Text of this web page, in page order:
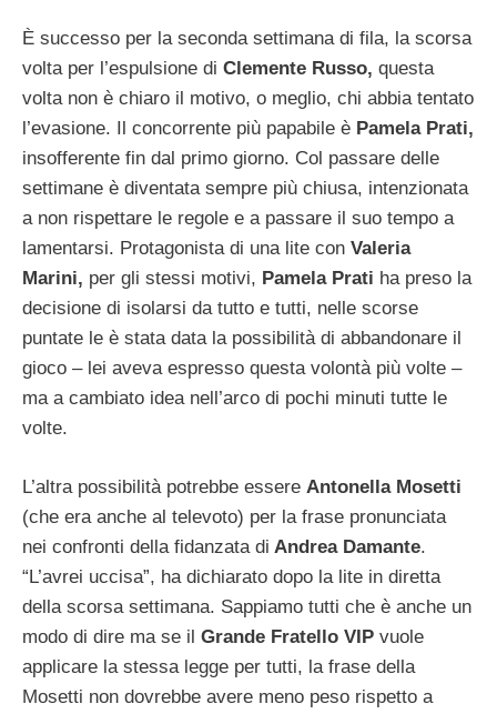
È successo per la seconda settimana di fila, la scorsa
volta per l’espulsione di Clemente Russo, questa
volta non è chiaro il motivo, o meglio, chi abbia tentato
l’evasione. Il concorrente più papabile è Pamela Prati,
insofferente fin dal primo giorno. Col passare delle
settimane è diventata sempre più chiusa, intenzionata
a non rispettare le regole e a passare il suo tempo a
lamentarsi. Protagonista di una lite con Valeria
Marini, per gli stessi motivi, Pamela Prati ha preso la
decisione di isolarsi da tutto e tutti, nelle scorse
puntate le è stata data la possibilità di abbandonare il
gioco – lei aveva espresso questa volontà più volte –
ma a cambiato idea nell’arco di pochi minuti tutte le
volte.
L’altra possibilità potrebbe essere Antonella Mosetti
(che era anche al televoto) per la frase pronunciata
nei confronti della fidanzata di Andrea Damante.
“L’avrei uccisa”, ha dichiarato dopo la lite in diretta
della scorsa settimana. Sappiamo tutti che è anche un
modo di dire ma se il Grande Fratello VIP vuole
applicare la stessa legge per tutti, la frase della
Mosetti non dovrebbe avere meno peso rispetto a